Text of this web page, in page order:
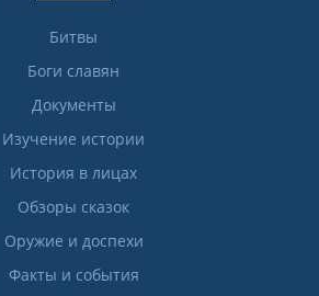
Битвы
Боги славян
Документы
Изучение истории
История в лицах
Обзоры сказок
Оружие и доспехи
Факты и события